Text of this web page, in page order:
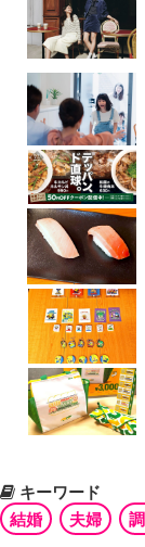
キーワード
結婚
夫婦